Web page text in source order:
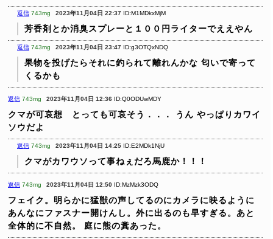
返信 743mg 2023年11月04日 22:37 ID:M1MDkxMjM
芳香剤とか消臭スプレーと１００円ライターでええやん
返信 743mg 2023年11月04日 23:47 ID:g3OTQxNDQ
果物を投げたらそれに釣られて離れんかな 匂いで寄って
くるかも
返信 743mg 2023年11月04日 12:36 ID:Q0ODUwMDY
クマが可哀想 とっても可哀そう．．． うん やっぱりカワイ
ソウだよ
返信 743mg 2023年11月04日 14:25 ID:E2MDk1NjU
クマがカワウソって事ねぇだろ馬鹿か！！！
返信 743mg 2023年11月04日 12:50 ID:MzMzk3ODQ
フェイク。明らかに猛獣の声してるのにカメラに映るように
あんなにファスナー開けんし。外に出るのも早すぎる。あと
全体的に不自然。
庭に熊の糞あった。